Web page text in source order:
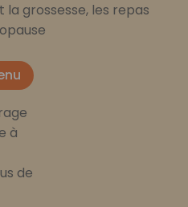
grossesse, les repas
à
de